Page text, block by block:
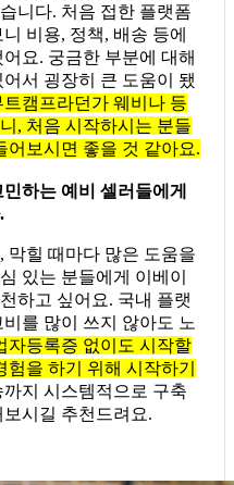
니다. 처음 접한 플랫폼
비용, 정책, 배송 등에
요. 궁금한 부분에 대해
서 굉장히 큰 도움이 됐
캠프라던가 웨비나 등
, 처음 시작하시는 분들
어보시면 좋을 것 같아요.
하는 예비 셀러들에게
막힐 때마다 많은 도움을
있는 분들에게 이베이
하고 싶어요. 국내 플랫
를 많이 쓰지 않아도 노
자등록증 없이도 시작할
을 하기 위해 시작하기
지 시스템적으로 구축
시길 추천드려요.